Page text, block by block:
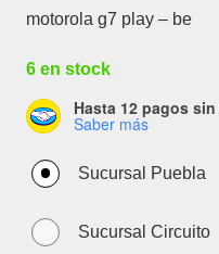
motorola g7 play – be
6 en stock
Hasta 12 pagos
Saber más
Sucursal Puebla
Sucursal Circuito